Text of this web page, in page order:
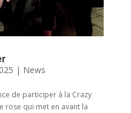
| News
de participer à la Crazy
rose qui met en avant la